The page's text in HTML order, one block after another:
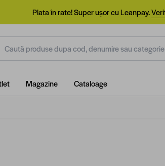
Plata în rate! Super ușor cu Leanpay.
Magazine Cataloage